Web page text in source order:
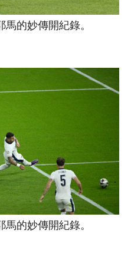
的妙傳開紀錄。
的妙傳開紀錄。